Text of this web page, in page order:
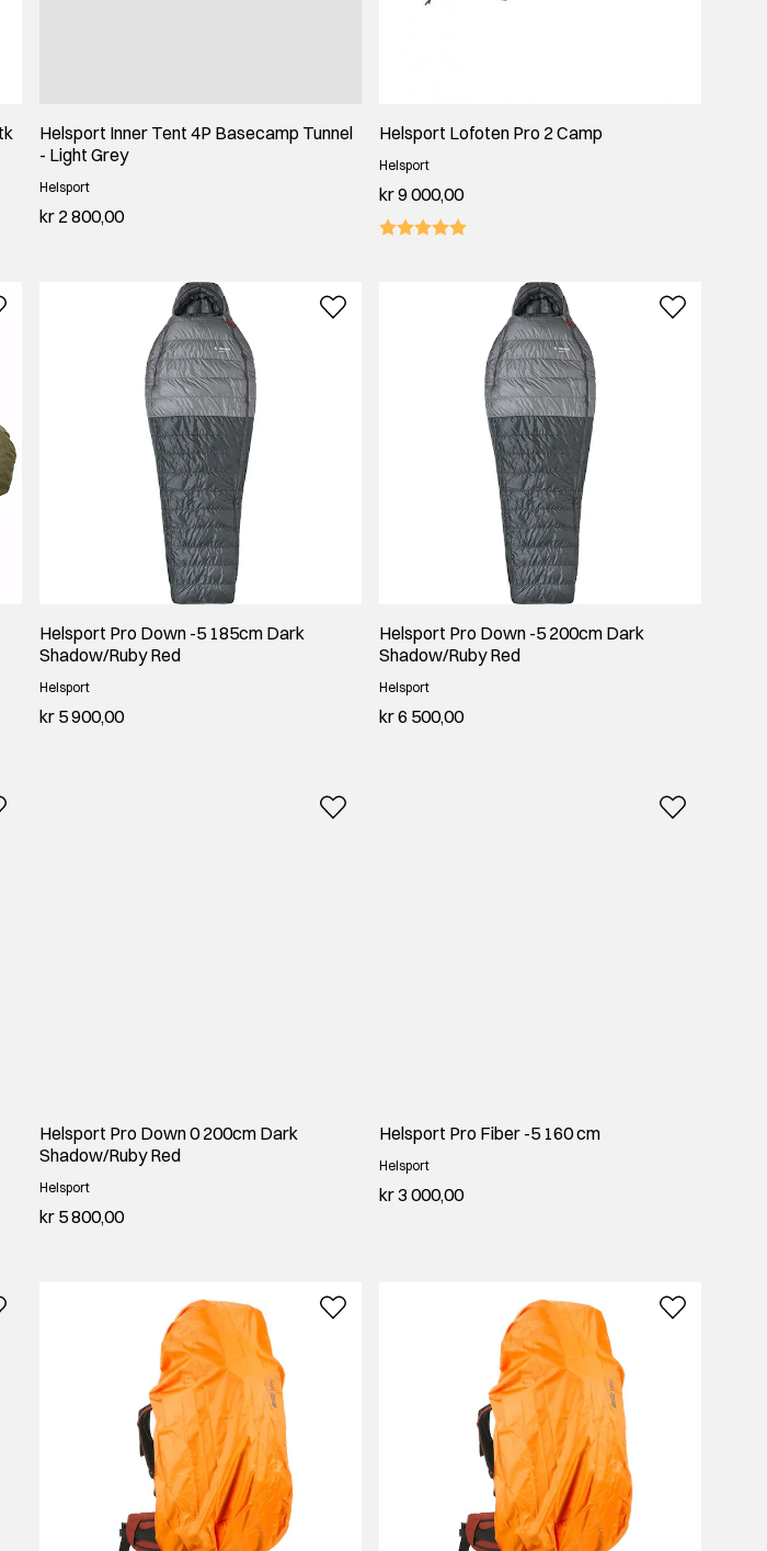
Helsport Inner Tent 4P Basecamp Tunnel
- Light Grey
Helsport
kr 2 800,00
Helsport Lofoten Pro 2 Camp
Helsport
kr 9 000,00
Helsport Pro Down -5 185cm Dark
Shadow/Ruby Red
Helsport
kr 5 900,00
Helsport Pro Down -5 200cm Dark
Shadow/Ruby Red
Helsport
kr 6 500,00
Helsport Pro Down 0 200cm Dark
Shadow/Ruby Red
Helsport
kr 5 800,00
Helsport Pro Fiber -5 160 cm
Helsport
kr 3 000,00